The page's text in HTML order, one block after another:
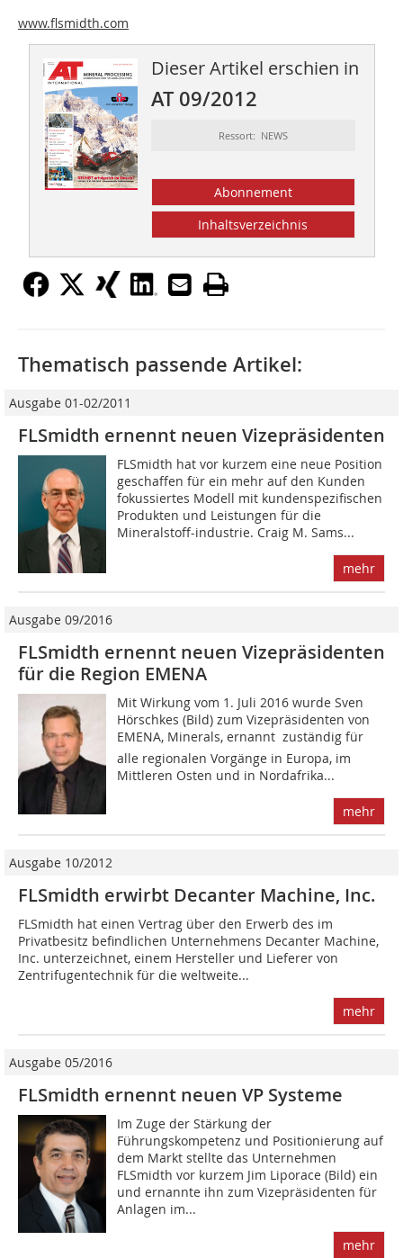
www.flsmidth.com
Dieser Artikel erschien in
AT 09/2012
Ressort: NEWS
Abonnement
Inhaltsverzeichnis
Thematisch passende Artikel:
Ausgabe 01-02/2011
FLSmidth ernennt neuen Vizepräsidenten
FLSmidth hat vor kurzem eine neue Position
geschaffen für ein mehr auf den Kunden
fokussiertes Modell mit kundenspezifischen
Produkten und Leistungen für die
Mineralstoff-industrie. Craig M. Sams...
mehr
Ausgabe 09/2016
FLSmidth ernennt neuen Vizepräsidenten
für die Region EMENA
Mit Wirkung vom 1. Juli 2016 wurde Sven
Hörschkes (Bild) zum Vizepräsidenten von
EMENA, Minerals, ernannt  zuständig für
alle regionalen Vorgänge in Europa, im
Mittleren Osten und in Nordafrika...
mehr
Ausgabe 10/2012
FLSmidth erwirbt Decanter Machine, Inc.
FLSmidth hat einen Vertrag über den Erwerb des im
Privatbesitz befindlichen Unternehmens Decanter Machine,
Inc. unterzeichnet, einem Hersteller und Lieferer von
Zentrifugentechnik für die weltweite...
mehr
Ausgabe 05/2016
FLSmidth ernennt neuen VP Systeme
Im Zuge der Stärkung der
Führungskompetenz und Positionierung auf
dem Markt stellte das Unternehmen
FLSmidth vor kurzem Jim Liporace (Bild) ein
und ernannte ihn zum Vizepräsidenten für
Anlagen im...
mehr